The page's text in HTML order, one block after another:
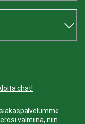
chat!
valmiina, niin